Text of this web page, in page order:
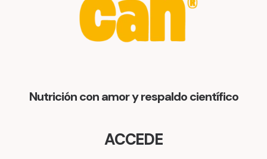
Nutrición con amor y respaldo científico
ACCEDE